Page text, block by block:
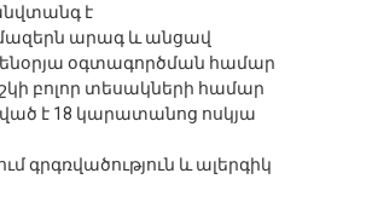
է
մազերն արագ և անցավ
օգտագործման համար
բոլոր տեսակների համար
է 18 կարատանոց ոսկյա
գրգռվածություն և ալերգիկ